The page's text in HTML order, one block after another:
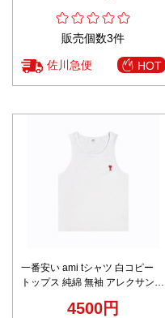
販売個数3件
佐川急便 HOT
一番安い ami tシャツ 白コピー
トップス 純綿 無袖 アレクサンド
4500円